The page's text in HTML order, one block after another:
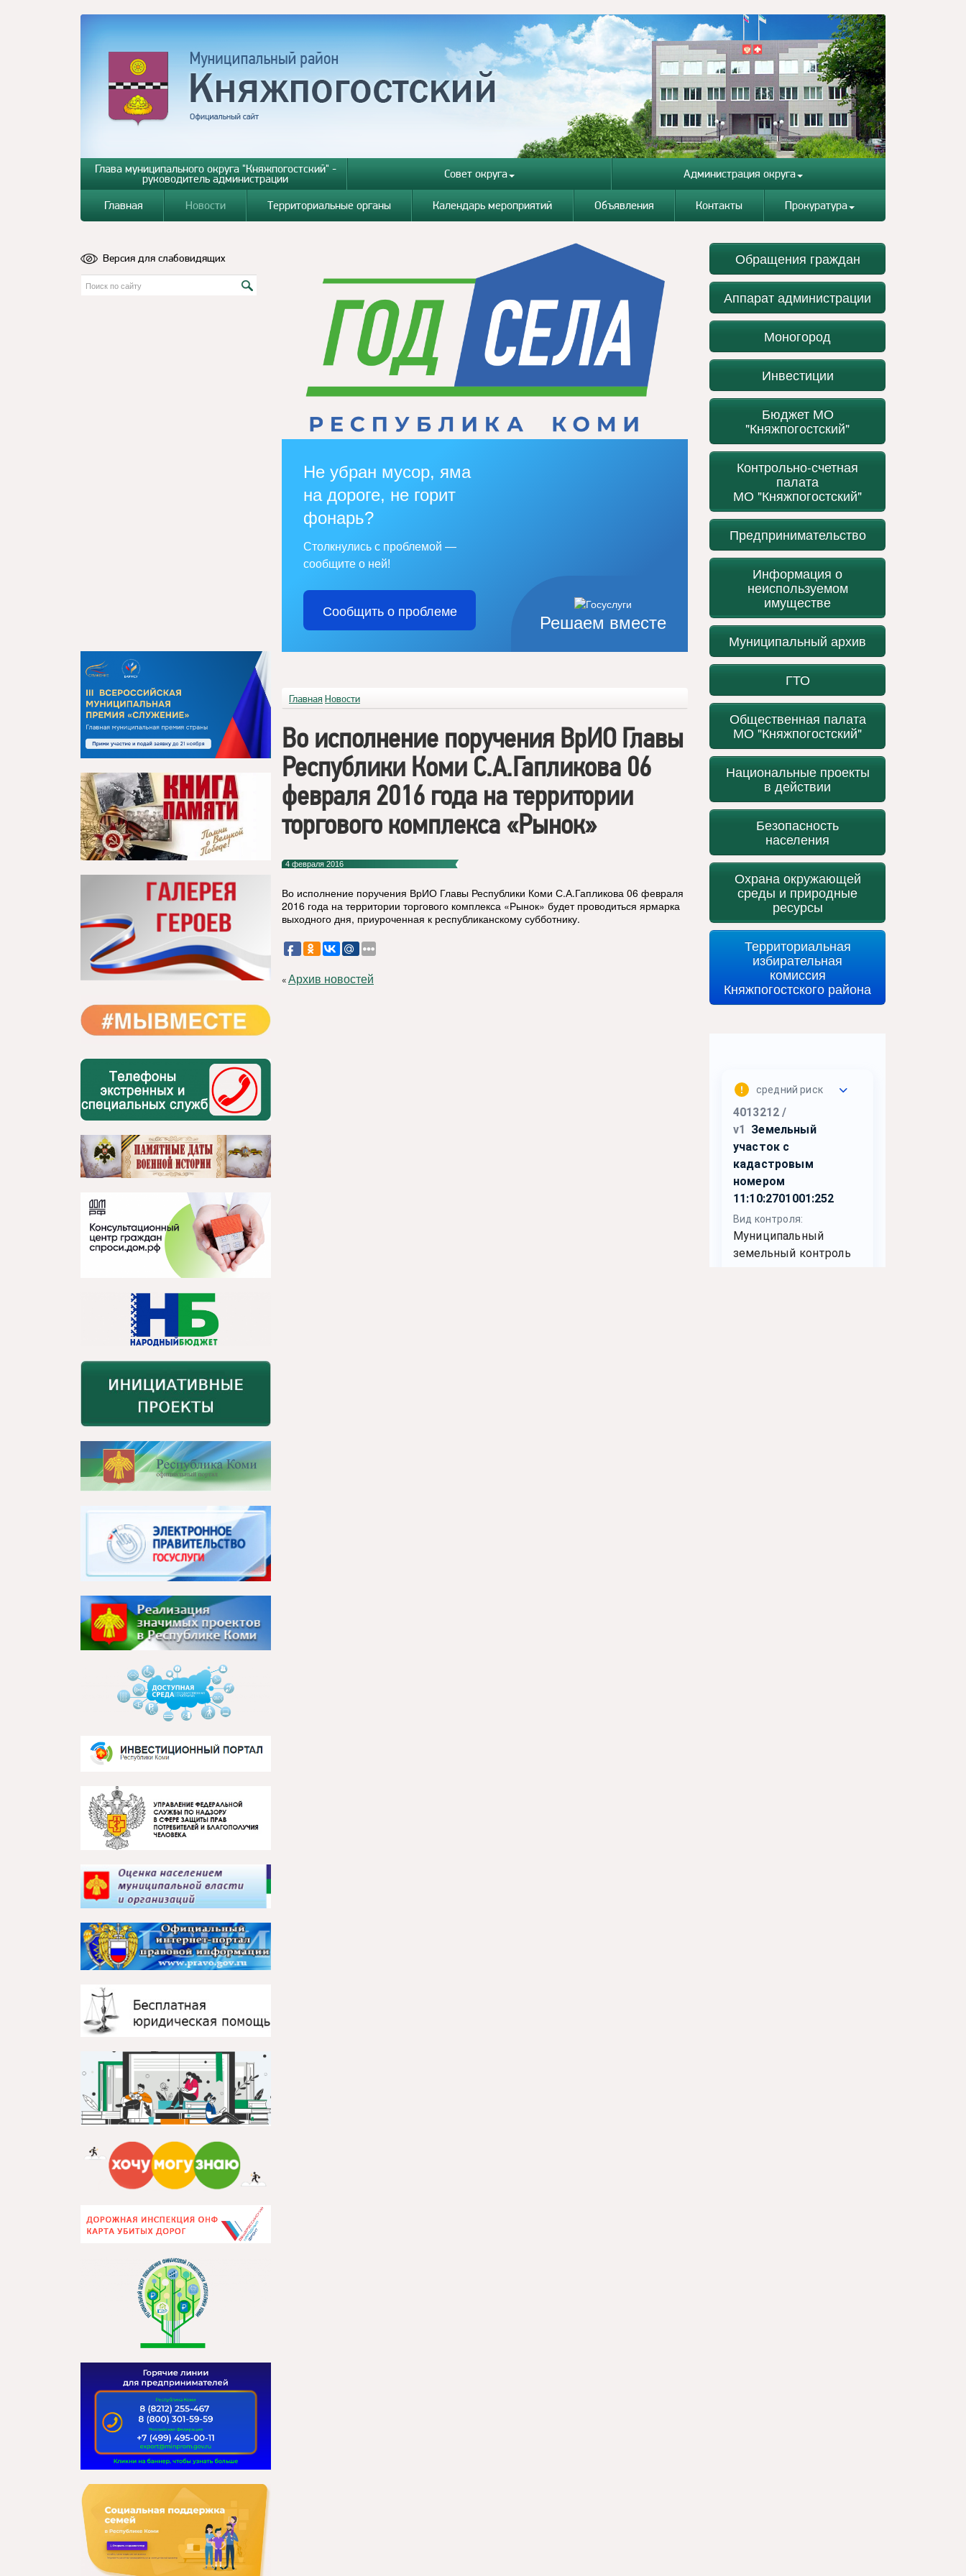
Глава муниципального округа "Княжпогостский" -
руководитель администрации Совет округа Администрация округа
Главная Новости Территориальные органы Календарь мероприятий Объявления Контакты Прокуратура
Версия для слабовидящих
Решаем вместе
Не убран мусор, яма
на дороге, не горит
фонарь?
Столкнулись с проблемой —
сообщите о ней!
Сообщить о проблеме
Главная Новости
Во исполнение поручения ВрИО Главы
Республики Коми С.А.Гапликова 06
февраля 2016 года на территории
торгового комплекса «Рынок»
4 февраля 2016
Во исполнение поручения ВрИО Главы Республики Коми С.А.Гапликова 06 февраля
2016 года на территории торгового комплекса «Рынок» будет проводиться ярмарка
выходного дня, приуроченная к республиканскому субботнику.
«Архив новостей
Обращения граждан
Аппарат администрации
Моногород
Инвестиции
Бюджет МО
"Княжпогостский"
Контрольно-счетная
палата
МО "Княжпогостский"
Предпринимательство
Информация о
неиспользуемом
имуществе
Муниципальный архив
ГТО
Общественная палата
МО "Княжпогостский"
Национальные проекты
в действии
Безопасность
населения
Охрана окружающей
среды и природные
ресурсы
Территориальная
избирательная
комиссия
Княжпогостского района